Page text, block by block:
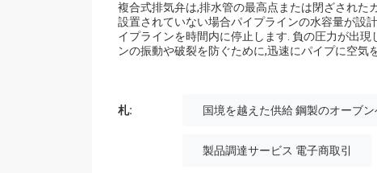
複合式排気弁は,排水管の最高点または閉ざされた
設置されていない場合パイプラインの水容量が設
イプラインを時間内に停止します. 負の圧力が出
ンの振動や破裂を防ぐために,迅速にパイプに空気
札: 国境を越えた供給 鋼製のオーブン
製品調達サービス 電子商取引